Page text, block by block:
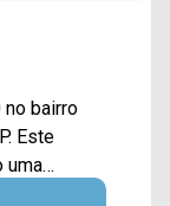
no bairro
uma
ser